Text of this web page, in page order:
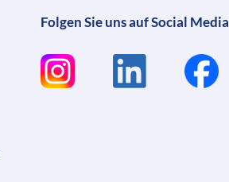
Folgen Sie uns auf Social Media